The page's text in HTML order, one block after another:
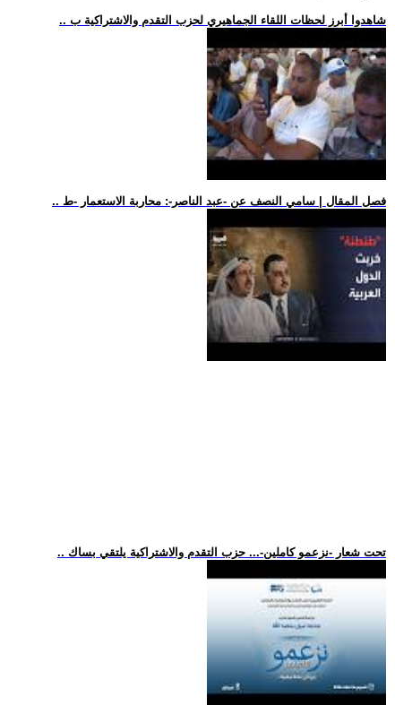
.. شاهدوا أبرز لحظات اللقاء الجماهيري لحزب التقدم والاشتراكية ب
.. فصل المقال | سامي النصف عن -عبد الناصر-: محاربة الاستعمار -ط
.. تحت شعار -نزعمو كاملين-... حزب التقدم والاشتراكية يلتقي بساك